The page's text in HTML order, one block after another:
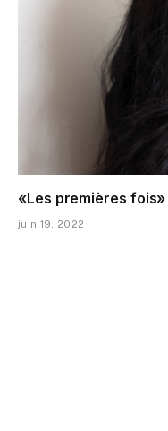
«Les premières
juin 19, 2022